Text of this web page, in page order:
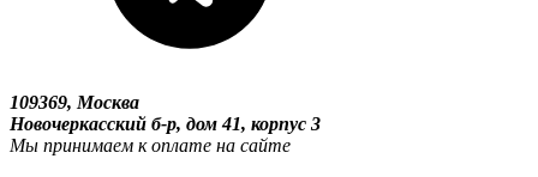
109369, Москва
Новочеркасский б-р, дом 41, корпус 3
Мы принимаем к оплате на сайте